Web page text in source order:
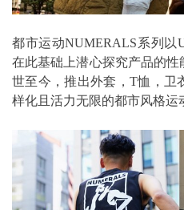
都市运动NUMERALS系列以
在此基础上潜心探究产品的性
世至今，推出外套，T恤，卫
样化且活力无限的都市风格运